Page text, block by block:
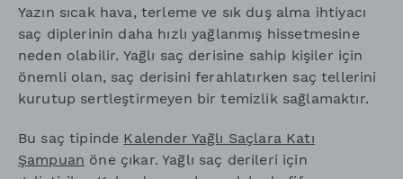
Yazın sıcak hava, terleme ve sık duş alma ihtiyacı
saç diplerinin daha hızlı yağlanmış hissetmesine
neden olabilir. Yağlı saç derisine sahip kişiler için
önemli olan, saç derisini ferahlatırken saç tellerini
kurutup sertleştirmeyen bir temizlik sağlamaktır.
Bu saç tipinde Kalender Yağlı Saçlara Katı
Şampuan öne çıkar. Yağlı saç derileri için